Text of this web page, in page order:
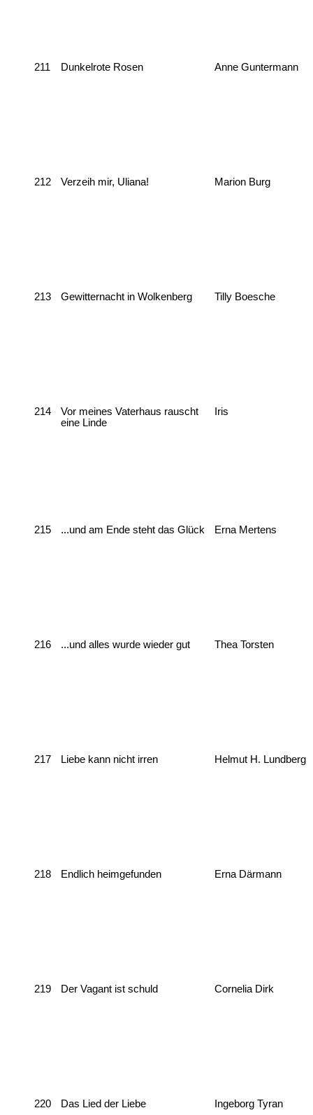
211 Dunkelrote Rosen Anne Guntermann
212 Verzeih mir, Uliana! Marion Burg
213 Gewitternacht in Wolkenberg Tilly Boesche
214
Vor meines Vaterhaus rauscht
eine Linde
Iris
215 ...und am Ende steht das Glück Erna Mertens
216 ...und alles wurde wieder gut Thea Torsten
217 Liebe kann nicht irren Helmut H. Lundberg
218 Endlich heimgefunden Erna Därmann
219 Der Vagant ist schuld Cornelia Dirk
220 Das Lied der Liebe Ingeborg Tyran